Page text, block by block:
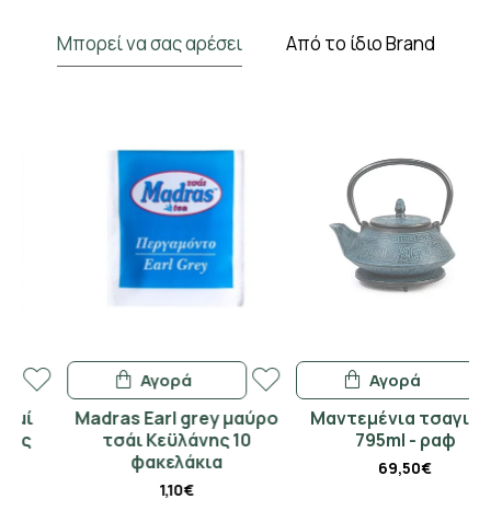
Μπορεί να σας αρέσει Από το ίδιο Brand
Madras Earl grey μαύρο
τσάι Κεϋλάνης 10
φακελάκια
Αγορά
Μαντεμένια τσαγιέρα
795ml - ραφ
69,50€
Αγορά